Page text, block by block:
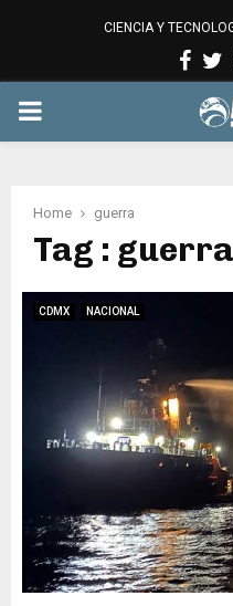
CIENCIA Y
PRIMARY
Home guerra
Tag : guerra
CDMX NACIONAL